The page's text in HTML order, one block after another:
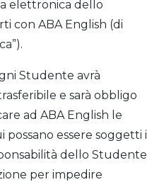
elettronica dello
con ABA English (di
Studente avrà
e sarà obbligo
ad ABA English le
essere soggetti i
dello Studente
per impedire